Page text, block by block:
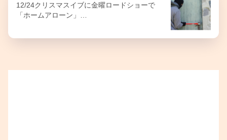
12/24クリスマスイブに金曜ロードショーで
「ホームアローン」…